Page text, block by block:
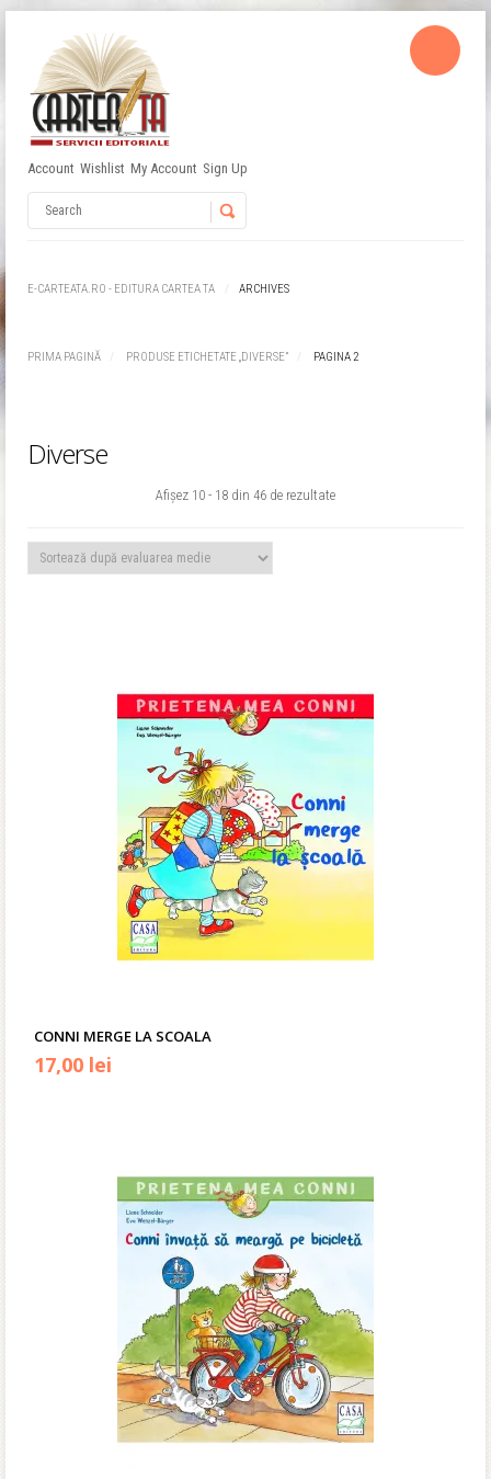
Account Wishlist My Account Sign Up
E-CARTEATA.RO - EDITURA CARTEA TA ARCHIVES
PRIMA PAGINĂ PRODUSE ETICHETATE „DIVERSE” PAGINA 2
Diverse
Afișez 10 - 18 din 46 de rezultateSortat
CONNI MERGE LA SCOALA
17,00 lei